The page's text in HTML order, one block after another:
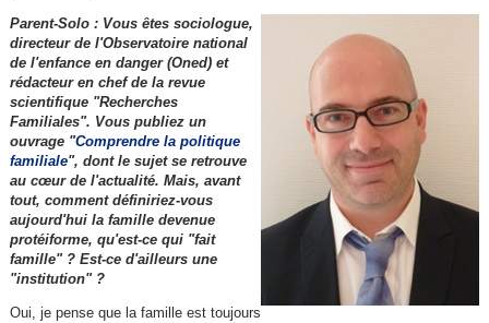
Parent-Solo : Vous êtes sociologue,
directeur de l'Observatoire national
de l'enfance en danger (Oned) et
rédacteur en chef de la revue
scientifique "Recherches
Familiales". Vous publiez un
ouvrage "Comprendre la politique
familiale", dont le sujet se retrouve
au cœur de l'actualité. Mais, avant
tout, comment définiriez-vous
aujourd'hui la famille devenue
protéiforme, qu'est-ce qui "fait
famille" ? Est-ce d'ailleurs une
"institution" ?
Oui, je pense que la famille est toujours